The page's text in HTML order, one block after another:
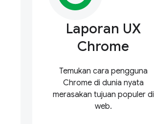
Laporan UX
Chrome
Temukan cara pengguna
Chrome di dunia nyata
merasakan tujuan populer di
web.